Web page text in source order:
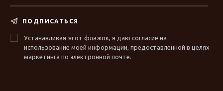
ПОДПИСАТЬСЯ
Устанавливая этот флажок, я даю согласие на
использование моей информации, предоставленной в целях
маркетинга по электронной почте.